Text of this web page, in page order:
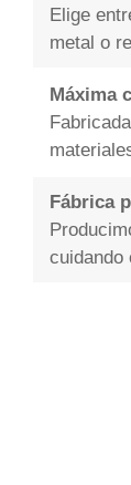
Elige
metal o
Máxima
Fábrica
cuidando